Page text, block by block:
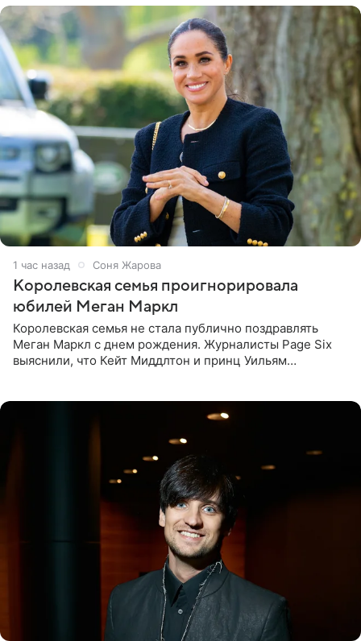
1 час назад Соня Жарова
Королевская семья проигнорировала
юбилей Меган Маркл
Королевская семья не стала публично поздравлять
Меган Маркл с днем рождения. Журналисты Page Six
выяснили, что Кейт Миддлтон и принц Уильям